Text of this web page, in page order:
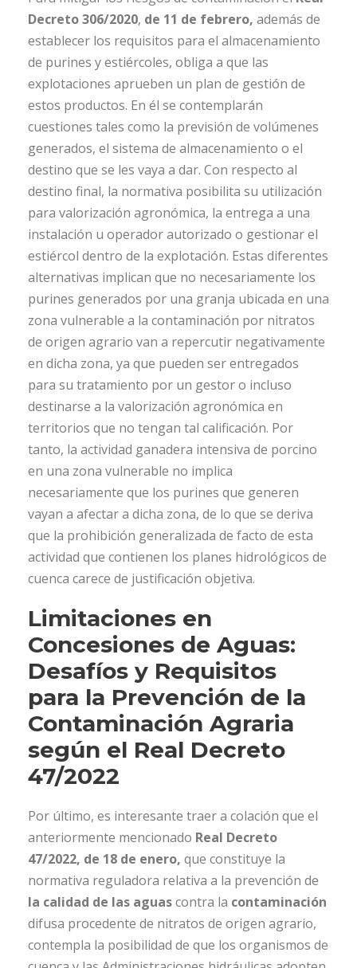
Decreto 306/2020, de 11 de febrero, además de
establecer los requisitos para el almacenamiento
de purines y estiércoles, obliga a que las
explotaciones aprueben un plan de gestión de
estos productos. En él se contemplarán
cuestiones tales como la previsión de volúmenes
generados, el sistema de almacenamiento o el
destino que se les vaya a dar. Con respecto al
destino final, la normativa posibilita su utilización
para valorización agronómica, la entrega a una
instalación u operador autorizado o gestionar el
estiércol dentro de la explotación. Estas diferentes
alternativas implican que no necesariamente los
purines generados por una granja ubicada en una
zona vulnerable a la contaminación por nitratos
de origen agrario van a repercutir negativamente
en dicha zona, ya que pueden ser entregados
para su tratamiento por un gestor o incluso
destinarse a la valorización agronómica en
territorios que no tengan tal calificación. Por
tanto, la actividad ganadera intensiva de porcino
en una zona vulnerable no implica
necesariamente que los purines que generen
vayan a afectar a dicha zona, de lo que se deriva
que la prohibición generalizada de facto de esta
actividad que contienen los planes hidrológicos de
cuenca carece de justificación objetiva.
Limitaciones en
Concesiones de Aguas:
Desafíos y Requisitos
para la Prevención de la
Contaminación Agraria
según el Real Decreto
47/2022
Por último, es interesante traer a colación que el
anteriormente mencionado Real Decreto
47/2022, de 18 de enero, que constituye la
normativa reguladora relativa a la prevención de
la calidad de las aguascontra la contaminación
difusa procedente de nitratos de origen agrario,
contempla la posibilidad de que los organismos de